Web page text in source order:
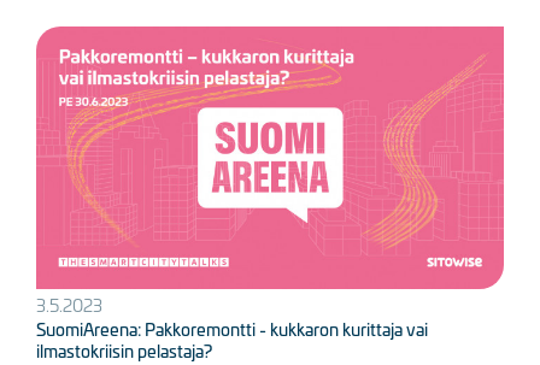
Kuva
3.5.2023
SuomiAreena: Pakkoremontti - kukkaron kurittaja vai
ilmastokriisin pelastaja?